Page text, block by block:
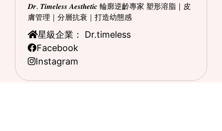
𝑫𝒓. 𝑻𝒊𝒎𝒆𝒍𝒆𝒔𝒔 𝑨𝒆𝒔𝒕𝒉𝒆𝒕𝒊𝒄 輪廓逆齡專家 塑形溶脂｜皮
膚管理｜分層抗衰｜打造幼態感
星級企業： Dr.timeless
Facebook
Instagram